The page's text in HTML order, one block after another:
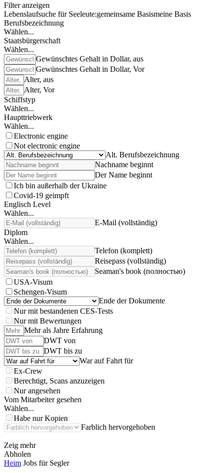
Filter anzeigen
Lebenslaufsuche für Seeleute:gemeinsame Basismeine Basis
Berufsbezeichnung
Wählen...
Staatsbürgerschaft
Wählen...
Gewünschtes Gehalt in Dollar, aus
Gewünschtes Gehalt in Dollar, Vor
Alter, aus
Alter, Vor
Schiffstyp
Wählen...
Haupttriebwerk
Wählen...
Electronic engine
Not electronic engine
Alt. Berufsbezeichnung
Nachname beginnt
Der Name beginnt
Ich bin außerhalb der Ukraine
Covid-19 geimpft
Englisch Level
Wählen...
E-Mail (vollständig)
Diplom
Wählen...
Telefon (komplett)
Reisepass (vollständig)
Seaman's book (полностью)
USA-Visum
Schengen-Visum
Ende der Dokumente
Nur mit bestandenen CES-Tests
Nur mit Bewertungen
Mehr als Jahre Erfahrung
DWT von
DWT bis zu
War auf Fahrt für
Ex-Crew
Berechtigt, Scans anzuzeigen
Nur angesehen
Vom Mitarbeiter gesehen
Wählen...
Habe nur Kopien
Farblich hervorgehoben
Zeig mehr
Abholen
Heim Jobs für Segler